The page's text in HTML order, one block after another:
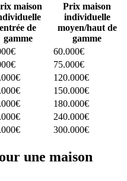
maison
entrée de
gamme
Prix maison
individuelle
moyen/haut de
gamme
60.000€
75.000€
120.000€
150.000€
180.000€
240.000€
300.000€
une maison